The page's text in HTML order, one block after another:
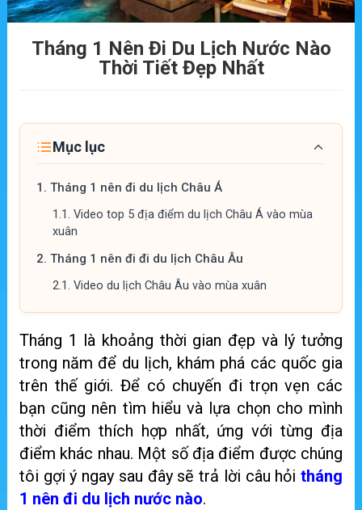
Tháng 1 Nên Đi Du Lịch Nước Nào
Thời Tiết Đẹp Nhất
Mục lục
1. Tháng 1 nên đi du lịch Châu Á
1.1. Video top 5 địa điểm du lịch Châu Á vào mùa
xuân
2. Tháng 1 nên đi đi du lịch Châu Âu
2.1. Video du lịch Châu Âu vào mùa xuân
Tháng 1 là khoảng thời gian đẹp và lý tưởng
trong năm để du lịch, khám phá các quốc gia
trên thế giới. Để có chuyến đi trọn vẹn các
bạn cũng nên tìm hiểu và lựa chọn cho mình
thời điểm thích hợp nhất, ứng với từng địa
điểm khác nhau. Một số địa điểm được chúng
tôi gợi ý ngay sau đây sẽ trả lời câu hỏi tháng
1 nên đi du lịch nước nào.